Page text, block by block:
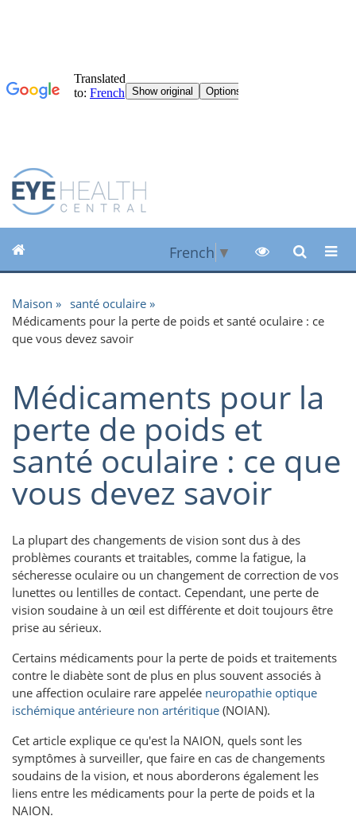
French ▼
Maison
santé oculaire
Médicaments pour la perte de poids et santé oculaire : ce
que vous devez savoir
Médicaments pour la
perte de poids et
santé oculaire : ce que
vous devez savoir
La plupart des changements de vision sont dus à des
problèmes courants et traitables, comme la fatigue, la
sécheresse oculaire ou un changement de correction de vos
lunettes ou lentilles de contact. Cependant, une perte de
vision soudaine à un œil est différente et doit toujours être
prise au sérieux.
Certains médicaments pour la perte de poids et traitements
contre le diabète sont de plus en plus souvent associés à
une affection oculaire rare appelée neuropathie optique
ischémique antérieure non artéritique (NOIAN).
Cet article explique ce qu'est la NAION, quels sont les
symptômes à surveiller, que faire en cas de changements
soudains de la vision, et nous aborderons également les
liens entre les médicaments pour la perte de poids et la
NAION.